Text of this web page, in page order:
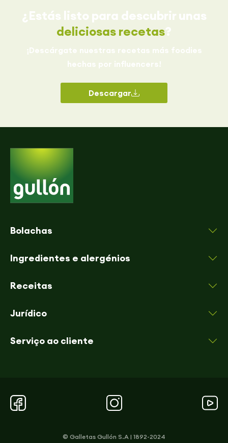
¿Estás listo para descubrir unas
deliciosas recetas?
¡Descárgate nuestras recetas más foodies
hechas por influencers!
Descargar
Bolachas
Ingredientes e alergénios
Receitas
Jurídico
Serviço ao cliente
© Galletas Gullón S.A | 1892-2024